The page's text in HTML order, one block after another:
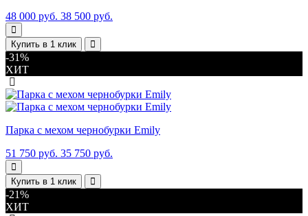
48 000 руб. 38 500 руб.
Купить в 1 клик
-31%
ХИТ
Парка с мехом чернобурки Emily
51 750 руб. 35 750 руб.
Купить в 1 клик
-21%
ХИТ